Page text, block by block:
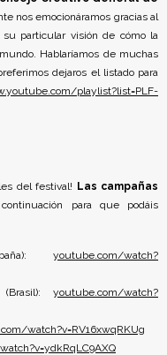
nos emocionáramos gracias al
su particular visión de cómo la
Hablaríamos de muchas
dejaros el listado para
playlist?list=PLF-
del festival! Las campañas
para que podáis
youtube.com/watch?
youtube.com/watch?
watch?v=RV16xwqRKUg